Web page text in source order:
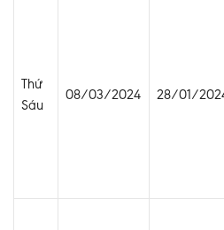
Thứ
Sáu
08/03/2024 28/01/